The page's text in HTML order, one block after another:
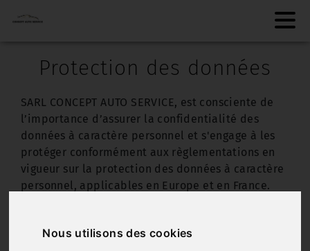
Nous utilisons des cookies
Protection des données
SARL CONCEPT AUTO SERVICE, est consciente de
l’importance d’assurer la confidentialité des
données à caractère personnel et s'engage à les
protéger conformément aux règlementations en
vigueur sur la protection des données à caractère
personnel, applicables en Europe et en France.
utilisateurs sur les engagements et mesures